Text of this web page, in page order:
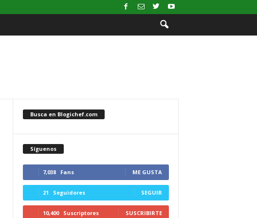
Busca en Blogichef.com
Síguenos
7,038 Fans ME GUSTA
21 Seguidores SEGUIR
10,400 Suscriptores SUSCRIBIRTE